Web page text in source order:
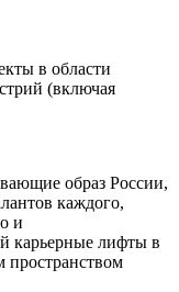
в области
(включая
образ России,
каждого,
и
карьерные лифты в
пространством